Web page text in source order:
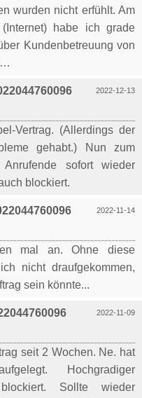
wurden nicht erfühlt. Am
habe ich grade
Kundenbetreuung von
2022-12-13
Vertrag. (Allerdings der
gehabt.) Nun zum
sofort wieder
blockiert.
2022-11-14
mal an. Ohne diese
nicht draufgekommen,
sein könnte...
2022-11-09
seit 2 Wochen. Ne. hat
Hochgradiger
Sollte wieder